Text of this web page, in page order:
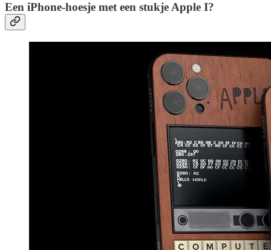
Een iPhone-hoesje met een stukje Apple I?